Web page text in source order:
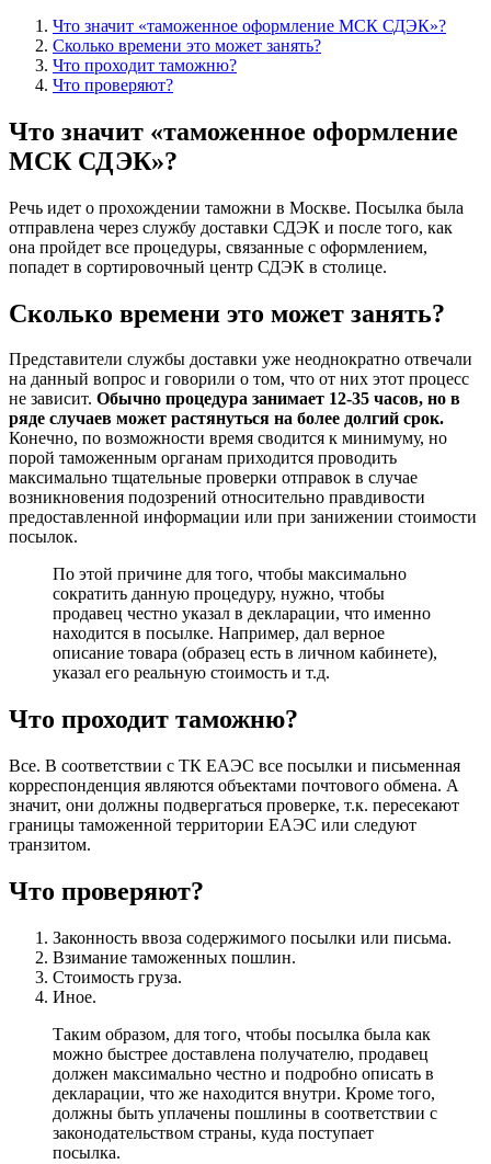
Что значит «таможенное оформление МСК СДЭК»?
Сколько времени это может занять?
Что проходит таможню?
Что проверяют?
Что значит «таможенное оформление
МСК СДЭК»?
Речь идет о прохождении таможни в Москве. Посылка была
отправлена через службу доставки СДЭК и после того, как
она пройдет все процедуры, связанные с оформлением,
попадет в сортировочный центр СДЭК в столице.
Сколько времени это может занять?
Представители службы доставки уже неоднократно отвечали
на данный вопрос и говорили о том, что от них этот процесс
не зависит. Обычно процедура занимает 12-35 часов, но в
ряде случаев может растянуться на более долгий срок.
Конечно, по возможности время сводится к минимуму, но
порой таможенным органам приходится проводить
максимально тщательные проверки отправок в случае
возникновения подозрений относительно правдивости
предоставленной информации или при занижении стоимости
посылок.
По этой причине для того, чтобы максимально
сократить данную процедуру, нужно, чтобы
продавец честно указал в декларации, что именно
находится в посылке. Например, дал верное
описание товара (образец есть в личном кабинете),
указал его реальную стоимость и т.д.
Что проходит таможню?
Все. В соответствии с ТК ЕАЭС все посылки и письменная
корреспонденция являются объектами почтового обмена. А
значит, они должны подвергаться проверке, т.к. пересекают
границы таможенной территории ЕАЭС или следуют
транзитом.
Что проверяют?
Законность ввоза содержимого посылки или письма.
Взимание таможенных пошлин.
Стоимость груза.
Иное.
Таким образом, для того, чтобы посылка была как
можно быстрее доставлена получателю, продавец
должен максимально честно и подробно описать в
декларации, что же находится внутри. Кроме того,
должны быть уплачены пошлины в соответствии с
законодательством страны, куда поступает
посылка.